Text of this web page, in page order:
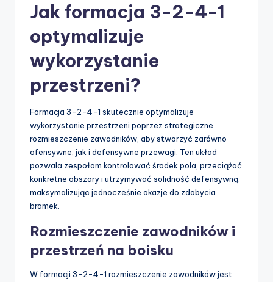
Jak formacja 3-2-4-1
optymalizuje
wykorzystanie
przestrzeni?
Formacja 3-2-4-1 skutecznie optymalizuje
wykorzystanie przestrzeni poprzez strategiczne
rozmieszczenie zawodników, aby stworzyć zarówno
ofensywne, jak i defensywne przewagi. Ten układ
pozwala zespołom kontrolować środek pola, przeciążać
konkretne obszary i utrzymywać solidność defensywną,
maksymalizując jednocześnie okazje do zdobycia
bramek.
Rozmieszczenie zawodników i
przestrzeń na boisku
W formacji 3-2-4-1 rozmieszczenie zawodników jest